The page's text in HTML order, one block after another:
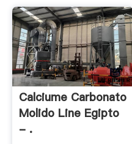
Calciume Carbonato
Molido Line Egipto
- .